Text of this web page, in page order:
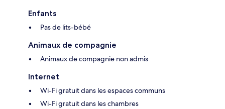
Enfants
Pas de lits-bébé
Animaux de compagnie
Animaux de compagnie non admis
Internet
Wi-Fi gratuit dans les espaces communs
Wi-Fi gratuit dans les chambres